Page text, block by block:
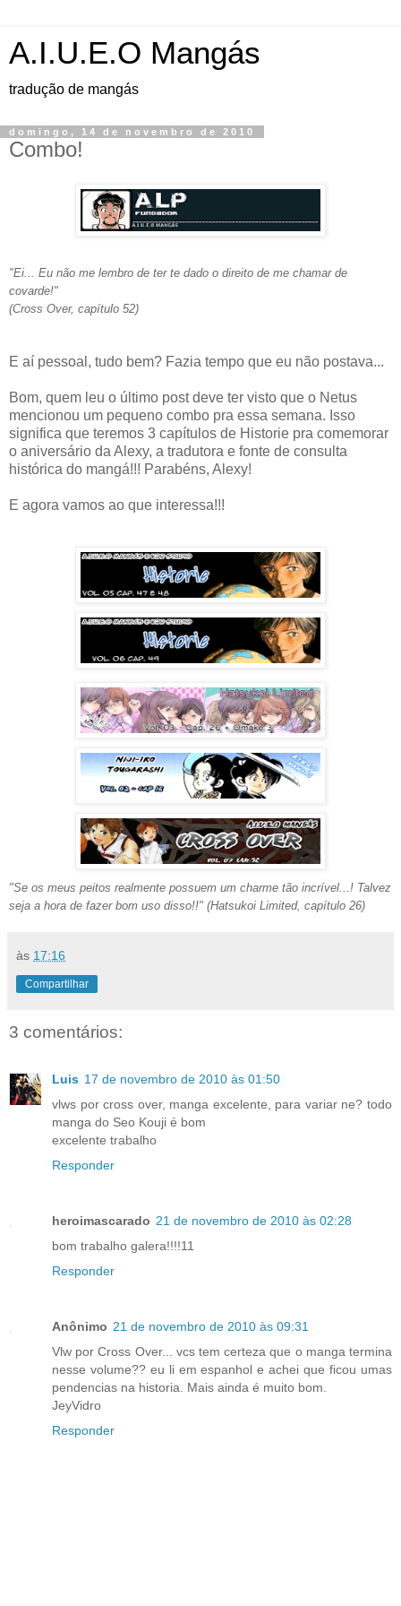
A.I.U.E.O Mangás
tradução de mangás
domingo, 14 de novembro de 2010
Combo!
"Ei... Eu não me lembro de ter te dado o direito de me chamar de
covarde!"
(Cross Over, capítulo 52)
E aí pessoal, tudo bem? Fazia tempo que eu não postava...
Bom, quem leu o último post deve ter visto que o Netus
mencionou um pequeno combo pra essa semana. Isso
significa que teremos 3 capítulos de Historie pra comemorar
o aniversário da Alexy, a tradutora e fonte de consulta
histórica do mangá!!! Parabéns, Alexy!
E agora vamos ao que interessa!!!
"Se os meus peitos realmente possuem um charme tão incrível...! Talvez
seja a hora de fazer bom uso disso!!" (Hatsukoi Limited, capítulo 26)
às 17:16
Compartilhar
3 comentários:
Luis 17 de novembro de 2010 às 01:50
vlws por cross over, manga excelente, para variar ne? todo
manga do Seo Kouji é bom
excelente trabalho
Responder
heroimascarado 21 de novembro de 2010 às 02:28
bom trabalho galera!!!!11
Responder
Anônimo 21 de novembro de 2010 às 09:31
Vlw por Cross Over... vcs tem certeza que o manga termina
nesse volume?? eu li em espanhol e achei que ficou umas
pendencias na historia. Mais ainda é muito bom.
JeyVidro
Responder